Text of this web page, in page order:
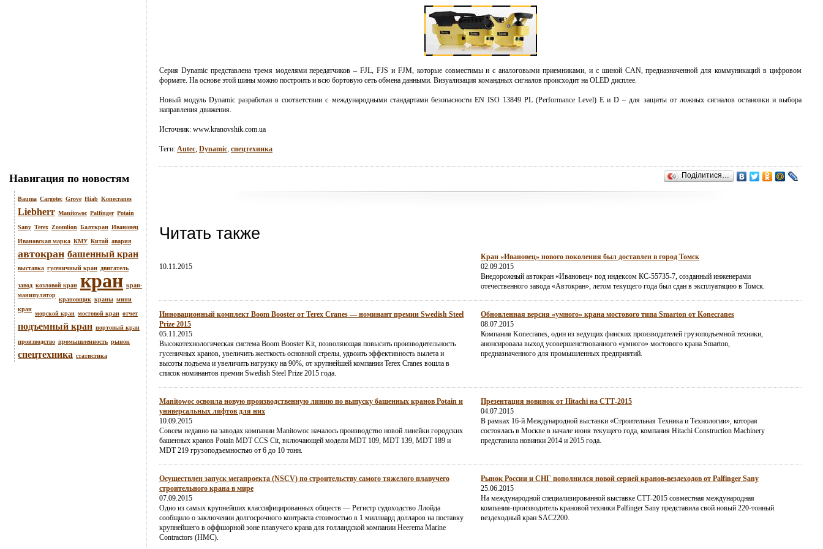
Навигация по новостям
Bauma Cargotec Grove Hiab Konecranes
Liebherr Manitowoc Palfinger Potain
Sany Terex Zoomlion Балткран Ивановец
Ивановская марка КМУ Китай авария
автокран башенный кран
выставка гусеничный кран двигатель
завод козловой кран кран кран-
манипулятор крановщик краны мини
кран морской кран мостовой кран отчет
подъемный кран портовый кран
производство промышленность рынок
спецтехника статистика
Серия Dynamic представлена тремя моделями передатчиков – FJL, FJS и FJM, которые совместимы и с аналоговыми приемниками, и с шиной CAN, предназначенной для коммуникаций в цифровом
формате. На основе этой шины можно построить и всю бортовую сеть обмена данными. Визуализация командных сигналов происходит на OLED дисплее.
Новый модуль Dynamic разработан в соответствии с международными стандартами безопасности EN ISO 13849 PL (Performance Level) Е и D – для защиты от ложных сигналов остановки и выбора
направления движения.
Источник: www.kranovshik.com.ua
Теги: Autec, Dynamic, спецтехника
Поділитися…
Читать также
10.11.2015
Кран «Ивановец» нового поколения был доставлен в город Томск
02.09.2015
Внедорожный автокран «Ивановец» под индексом КС-55735-7, созданный инженерами
отечественного завода «Автокран», летом текущего года был сдан в эксплуатацию в Томск.
Инновационный комплект Boom Booster от Terex Cranes — номинант премии Swedish Steel
Prize 2015
05.11.2015
Высокотехнологическая система Boom Booster Kit, позволяющая повысить производительность
гусеничных кранов, увеличить жесткость основной стрелы, удвоить эффективность вылета и
высоты подъема и увеличить нагрузку на 90%, от крупнейшей компании Terex Cranes вошла в
список номинантов премии Swedish Steel Prize 2015 года.
Обновленная версия «умного» крана мостового типа Smarton от Konecranes
08.07.2015
Компания Konecranes, один из ведущих финских производителей грузоподъемной техники,
анонсировала выход усовершенствованного «умного» мостового крана Smarton,
предназначенного для промышленных предприятий.
Manitowoc освоила новую производственную линию по выпуску башенных кранов Potain и
универсальных лифтов для них
10.09.2015
Совсем недавно на заводах компании Manitowoc началось производство новой линейки городских
башенных кранов Potain MDT CCS Cit, включающей модели MDT 109, MDT 139, MDT 189 и
MDT 219 грузоподъемностью от 6 до 10 тонн.
Презентация новинок от Hitachi на СТТ-2015
04.07.2015
В рамках 16-й Международной выставки «Строительная Техника и Технологии», которая
состоялась в Москве в начале июня текущего года, компания Hitachi Construction Machinery
представила новинки 2014 и 2015 года.
Осуществлен запуск мегапроекта (NSCV) по строительству самого тяжелого плавучего
строительного крана в мире
07.09.2015
Одно из самых крупнейших классифицированных обществ — Регистр судоходство Ллойда
сообщило о заключении долгосрочного контракта стоимостью в 1 миллиард долларов на поставку
крупнейшего в оффшорной зоне плавучего крана для голландской компании Heerema Marine
Contractors (HMC).
Рынок России и СНГ пополнился новой серией кранов-вездеходов от Palfinger Sany
25.06.2015
На международной специализированной выставке СТТ-2015 совместная международная
компания-производитель крановой техники Palfinger Sany представила свой новый 220-тонный
вездеходный кран SAC2200.